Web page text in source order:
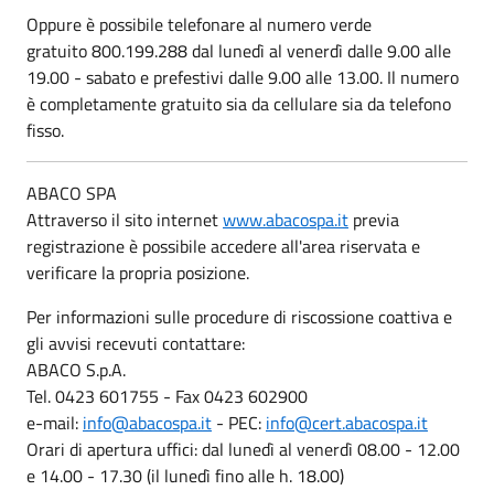
Oppure è possibile telefonare al numero verde
gratuito 800.199.288 dal lunedì al venerdì dalle 9.00 alle
19.00 - sabato e prefestivi dalle 9.00 alle 13.00. Il numero
è completamente gratuito sia da cellulare sia da telefono
fisso.
ABACO SPA
Attraverso il sito internetwww.abacospa.it previa
registrazione è possibile accedere all'area riservata e
verificare la propria posizione.
Per informazioni sulle procedure di riscossione coattiva e
gli avvisi recevuti contattare:
ABACO S.p.A.
Tel. 0423 601755 - Fax 0423 602900
e-mail: info@abacospa.it - PEC: info@cert.abacospa.it
Orari di apertura uffici: dal lunedì al venerdì 08.00 - 12.00
e 14.00 - 17.30 (il lunedì fino alle h. 18.00)